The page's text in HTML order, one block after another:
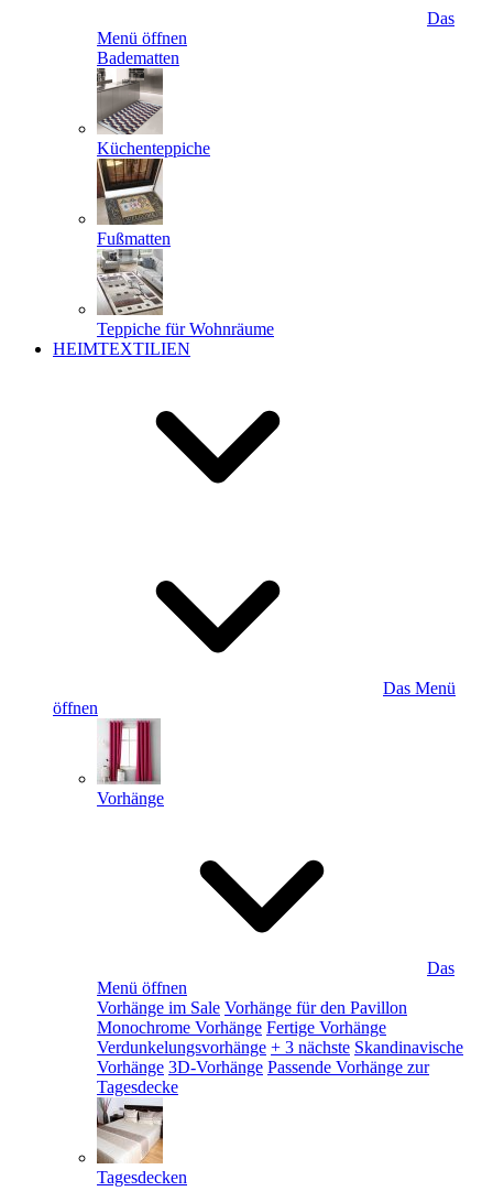
Das
Menü öffnen
Badematten
Küchenteppiche
Fußmatten
Teppiche für Wohnräume
HEIMTEXTILIEN
Das Menü
öffnen
Vorhänge
Das
Menü öffnen
Vorhänge im Sale Vorhänge für den Pavillon
Monochrome Vorhänge Fertige Vorhänge
Verdunkelungsvorhänge + 3 nächste Skandinavische
Vorhänge 3D-Vorhänge Passende Vorhänge zur
Tagesdecke
Tagesdecken